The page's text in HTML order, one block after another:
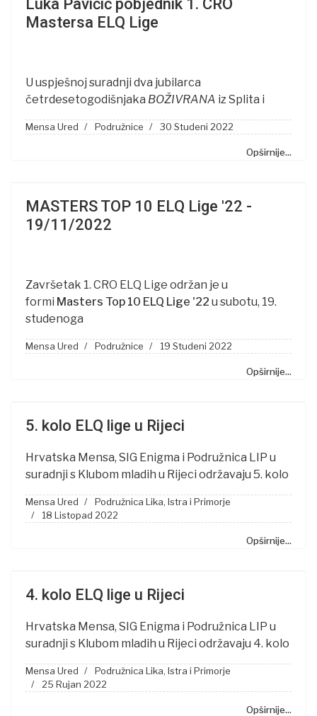
Luka Pavičić pobjednik 1. CRO
Mastersa ELQ Lige
U uspješnoj suradnji dva jubilarca
četrdesetogodišnjaka BOŽIVRANA iz Splita i
Mensa Ured Podružnice 30 Studeni 2022
Opširnije...
MASTERS TOP 10 ELQ Lige '22 -
19/11/2022
Završetak 1. CRO ELQ Lige održan je u
formi Masters Top 10 ELQ Lige '22 u subotu, 19.
studenoga
Mensa Ured Podružnice 19 Studeni 2022
Opširnije...
5. kolo ELQ lige u Rijeci
Hrvatska Mensa, SIG Enigma i Podružnica LIP u
suradnji s Klubom mladih u Rijeci održavaju 5. kolo
Mensa Ured
Podružnica Lika, Istra i Primorje
18 Listopad 2022
Opširnije...
4. kolo ELQ lige u Rijeci
Hrvatska Mensa, SIG Enigma i Podružnica LIP u
suradnji s Klubom mladih u Rijeci održavaju 4. kolo
Mensa Ured
Podružnica Lika, Istra i Primorje
25 Rujan 2022
Opširnije...